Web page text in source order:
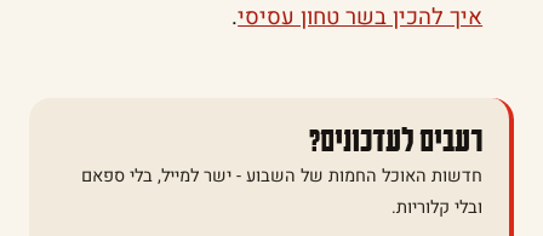
איך להכין בשר טחון עסיסי.
רעבים לעדכונים?
חדשות האוכל החמות של השבוע - ישר למייל, בלי ספאם
ובלי קלוריות.